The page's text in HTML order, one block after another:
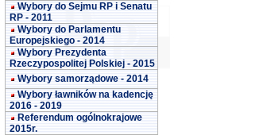
Wybory do Sejmu RP i Senatu
RP - 2011
Wybory do Parlamentu
Europejskiego - 2014
Wybory Prezydenta
Rzeczypospolitej Polskiej - 2015
Wybory samorządowe - 2014
Wybory ławników na kadencję
2016 - 2019
Referendum ogólnokrajowe
2015r.